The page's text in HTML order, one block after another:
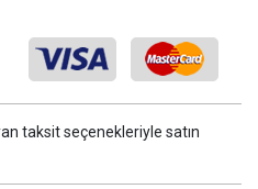
taksit seçenekleriyle satın